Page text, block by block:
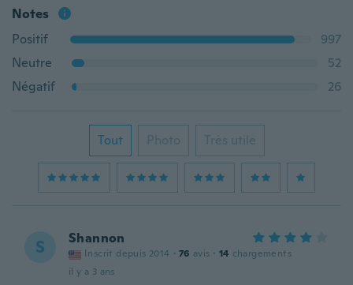
Notes
Positif
997
Neutre
52
Négatif
26
Tout Photo Très utile
S Shannon
Inscrit depuis 2014 · 76 avis · 14 chargements
il y a 3 ans